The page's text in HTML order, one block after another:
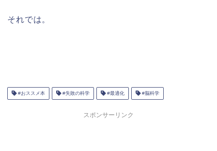
それでは。
#おススメ本 #失敗の科学 #最適化 #脳科学
スポンサーリンク